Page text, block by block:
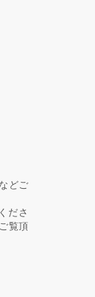
どご
ださ
ご覧頂